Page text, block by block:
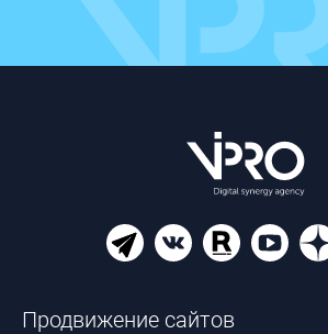
Продвижение сайтов